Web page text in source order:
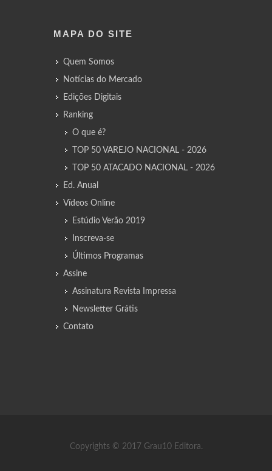
MAPA DO SITE
Quem Somos
Notícias do Mercado
Edições Digitais
Ranking
O que é?
TOP 50 VAREJO NACIONAL - 2026
TOP 50 ATACADO NACIONAL - 2026
Ed. Anual
Vídeos Online
Estúdio Verão 2019
Inscreva-se
Últimos Programas
Assine
Assinatura Revista Impressa
Newsletter Grátis
Contato
Copyrights © 2017 Grau10 Editora.